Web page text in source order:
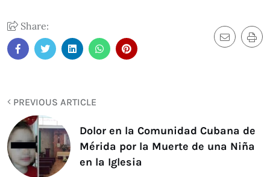
Share:
PREVIOUS ARTICLE
Dolor en la Comunidad Cubana de
Mérida por la Muerte de una Niña
en la Iglesia